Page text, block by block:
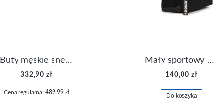
Buty męskie sneakersy Jordan Access AR3762-006
332,90 zł
Cena regularna:489,99 zł
Mały sportowy plecak plecaczek Nike Brasilia JDI DR6091-017
140,00 zł
Do koszyka